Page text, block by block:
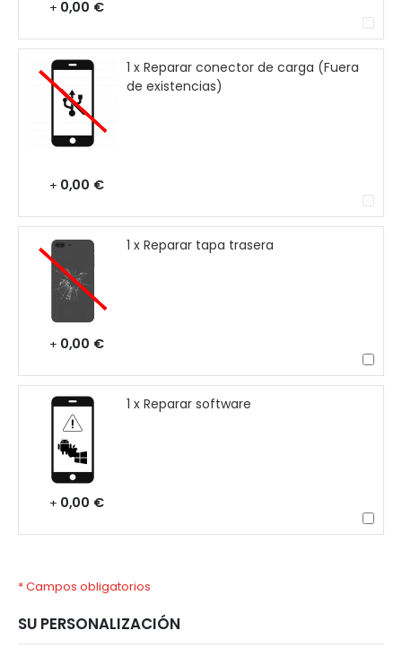
+ 0,00 €
1 x Reparar conector de carga (Fuera
de existencias)
+ 0,00 €
1 x Reparar tapa trasera
+ 0,00 €
1 x Reparar software
+ 0,00 €
* Campos obligatorios
SU PERSONALIZACIÓN